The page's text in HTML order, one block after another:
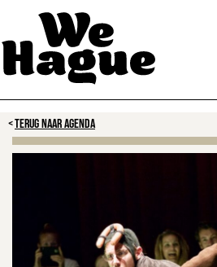
TERUG NAAR AGENDA